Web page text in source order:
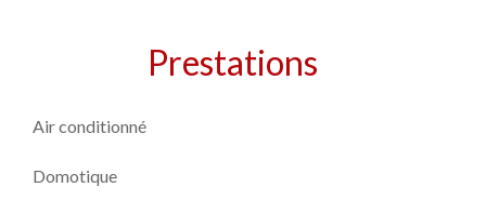
Prestations
Air conditionné
Domotique